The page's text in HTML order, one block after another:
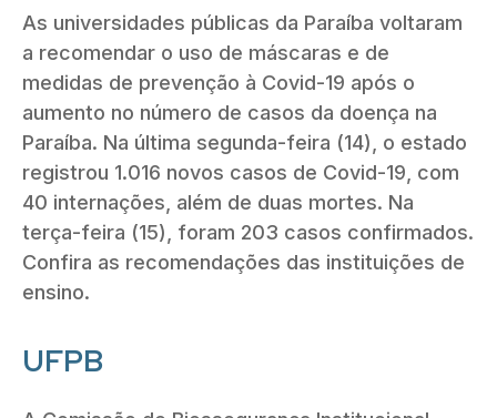
As universidades públicas da Paraíba voltaram
a recomendar o uso de máscaras e de
medidas de prevenção à Covid-19 após o
aumento no número de casos da doença na
Paraíba. Na última segunda-feira (14), o estado
registrou 1.016 novos casos de Covid-19, com
40 internações, além de duas mortes. Na
terça-feira (15), foram 203 casos confirmados.
Confira as recomendações das instituições de
ensino.
UFPB